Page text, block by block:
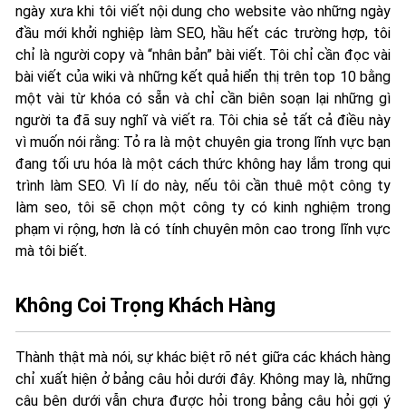
ngày xưa khi tôi viết nội dung cho website vào những ngày
đầu mới khởi nghiệp làm SEO, hầu hết các trường hợp, tôi
chỉ là người copy và “nhân bản” bài viết. Tôi chỉ cần đọc vài
bài viết của wiki và những kết quả hiển thị trên top 10 bằng
một vài từ khóa có sẵn và chỉ cần biên soạn lại những gì
người ta đã suy nghĩ và viết ra. Tôi chia sẻ tất cả điều này
vì muốn nói rằng: Tỏ ra là một chuyên gia trong lĩnh vực bạn
đang tối ưu hóa là một cách thức không hay lắm trong qui
trình làm SEO. Vì lí do này, nếu tôi cần thuê một công ty
làm seo, tôi sẽ chọn một công ty có kinh nghiệm trong
phạm vi rộng, hơn là có tính chuyên môn cao trong lĩnh vực
mà tôi biết.
Không Coi Trọng Khách Hàng
Thành thật mà nói, sự khác biệt rõ nét giữa các khách hàng
chỉ xuất hiện ở bảng câu hỏi dưới đây. Không may là, những
câu bên dưới vẫn chưa được hỏi trong bảng câu hỏi gợi ý